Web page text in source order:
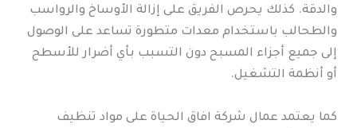
والدقة. كذلك يحرص الفريق على إزالة الأوساخ والرواسب
والطحالب باستخدام معدات متطورة تساعد على الوصول
إلى جميع أجزاء المسبح دون التسبب بأي أضرار للأسطح
أو أنظمة التشغيل.
كما يعتمد عمال شركة افاق الحياة على مواد تنظيف